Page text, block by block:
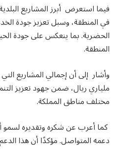
فيما استعرض أبرز المشاريع
في المنطقة، وسبل تعزيز جودة
الحضرية. بما ينعكس على جودة
المنطقة.
وأشار إلى أن إجمالي المشاريع
ملياري ريال، ضمن جهود تعزيز
مختلف مناطق المملكة.
كما أعرب عن شكره وتقديره لسمو
دعمه المتواصل. مؤكدًا أن هذا